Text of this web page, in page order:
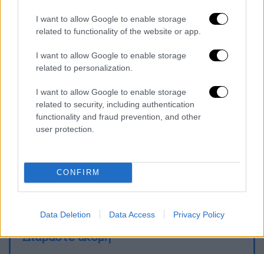
I want to allow Google to enable storage
related to functionality of the website or app.
I want to allow Google to enable storage
related to personalization.
I want to allow Google to enable storage
related to security, including authentication
functionality and fraud prevention, and other
user protection.
CONFIRM
Data Deletion Data Access Privacy Policy
Διαβάστε ακόμη